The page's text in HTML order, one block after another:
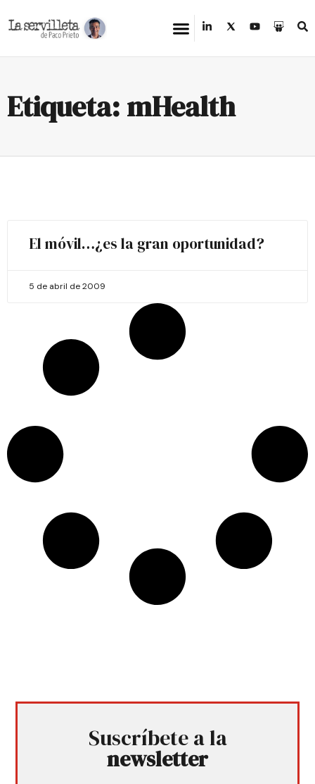
Etiqueta: mHealth
El móvil…¿es la gran oportunidad?
5 de abril de 2009
Suscríbete a la
newsletter